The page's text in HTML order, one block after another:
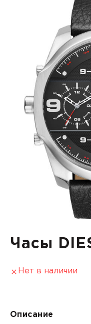
Часы
Нет в наличии
Описание